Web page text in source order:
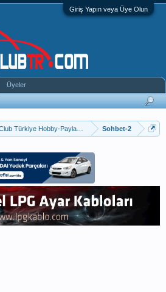
Giriş Yapın veya Üye Olun
Türkiye Hobby-Paylaşım Sohbet-2
Üyeler